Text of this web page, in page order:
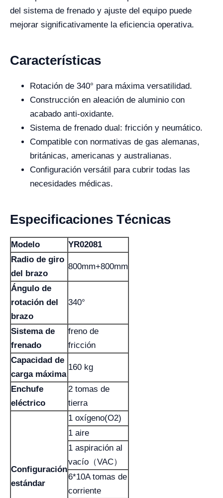
del sistema de frenado y ajuste del equipo puede
mejorar significativamente la eficiencia operativa.
Características
Rotación de 340° para máxima versatilidad.
Construcción en aleación de aluminio con
acabado anti-oxidante.
Sistema de frenado dual: fricción y neumático.
Compatible con normativas de gas alemanas,
británicas, americanas y australianas.
Configuración versátil para cubrir todas las
necesidades médicas.
Especificaciones Técnicas
Modelo
YR02081
Radio de giro
del brazo
800mm+800mm
Ángulo de
rotación del
brazo
340°
Sistema de
frenado
freno de
fricción
Capacidad de
carga máxima
160 kg
Enchufe
eléctrico
2 tomas de
tierra
Configuración
estándar
1 oxígeno(O2)
1 aire
1 aspiración al
vacío（VAC）
6*10A tomas de
corriente